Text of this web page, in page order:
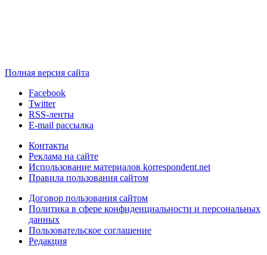
Полная версия сайта
Facebook
Twitter
RSS-ленты
E-mail рассылка
Контакты
Реклама на сайте
Использование материалов korrespondent.net
Правила пользования сайтом
Договор пользования сайтом
Политика в сфере конфиденциальности и персональных
данных
Пользовательское соглашение
Редакция